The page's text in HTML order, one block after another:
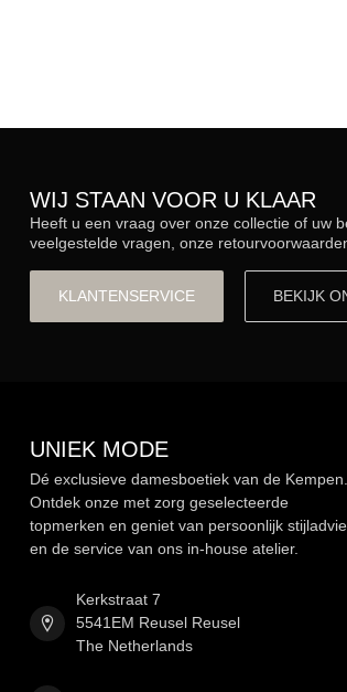
WIJ STAAN VOOR U KLAAR
Heeft u een vraag over onze collectie of uw
veelgestelde vragen, onze
KLANTENSERVICE BEKIJK
UNIEK MODE
Dé exclusieve damesboetiek van de Kempen.
Ontdek onze met zorg geselecteerde
topmerken en geniet van persoonlijk
en de service van ons in-house atelier.
Kerkstraat 7
5541EM Reusel Reusel
The Netherlands